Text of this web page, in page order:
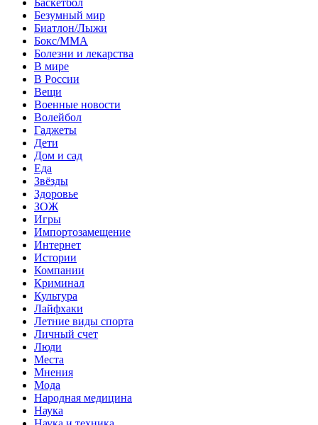
Безумный мир
Биатлон/Лыжи
Бокс/MMA
Болезни и лекарства
В мире
В России
Вещи
Военные новости
Волейбол
Гаджеты
Дети
Дом и сад
Еда
Звёзды
Здоровье
ЗОЖ
Игры
Импортозамещение
Интернет
Истории
Компании
Криминал
Культура
Лайфхаки
Летние виды спорта
Личный счет
Люди
Места
Мнения
Мода
Народная медицина
Наука